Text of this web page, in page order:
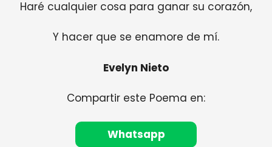
Haré cualquier cosa para ganar su corazón,
Y hacer que se enamore de mí.
Evelyn Nieto
Compartir este Poema en:
Whatsapp